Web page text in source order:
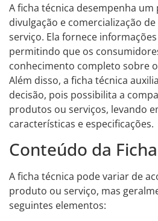
A ficha técnica desempenha
divulgação e comercialização
serviço. Ela fornece
permitindo que os
conhecimento completo sobre
Além disso, a ficha técnica
decisão, pois possibilita a
produtos ou serviços, levando
características e especificações.
Conteúdo da
A ficha técnica pode variar de
produto ou serviço, mas
seguintes elementos: